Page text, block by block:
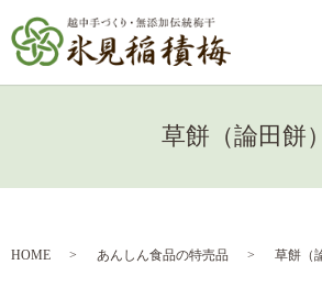
草餅（論田餅）
HOME あんしん食品の特売品 草餅（